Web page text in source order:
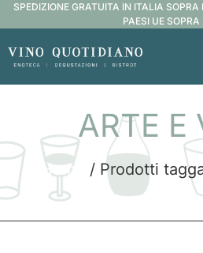
SPEDIZIONE GRATUITA IN ITALIA
PAESI UE
ARTE E
Home / Prodotti